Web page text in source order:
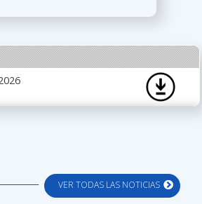
VER TODAS LAS NOTICIAS